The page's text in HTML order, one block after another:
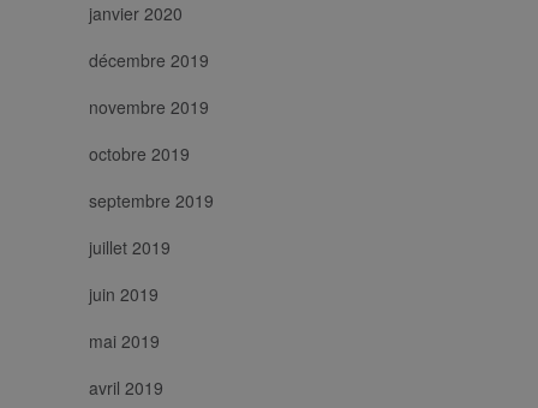
janvier 2020
décembre 2019
novembre 2019
octobre 2019
septembre 2019
juillet 2019
juin 2019
mai 2019
avril 2019